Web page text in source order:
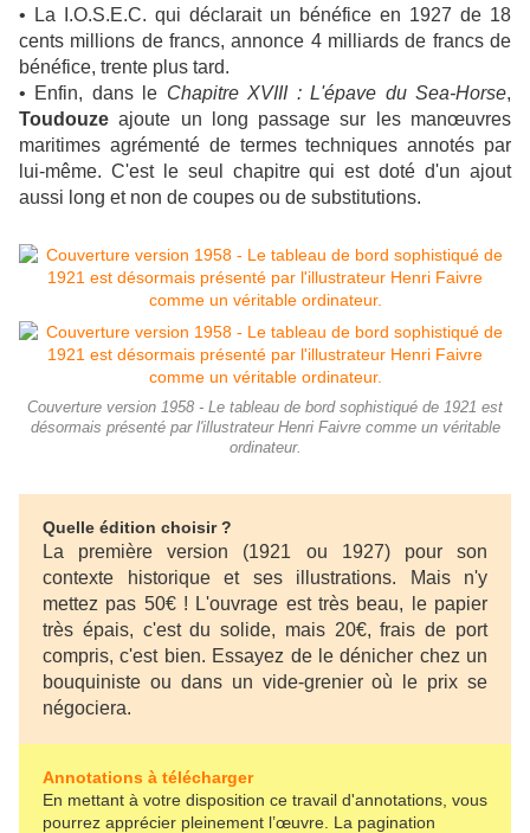
• La I.O.S.E.C. qui déclarait un bénéfice en 1927 de 18
cents millions de francs, annonce 4 milliards de francs de
bénéfice, trente plus tard.
• Enfin, dans le Chapitre XVIII : L'épave du Sea-Horse,
Toudouze ajoute un long passage sur les manœuvres
maritimes agrémenté de termes techniques annotés par
lui-même. C'est le seul chapitre qui est doté d'un ajout
aussi long et non de coupes ou de substitutions.
Couverture version 1958 - Le tableau de bord sophistiqué de 1921 est
désormais présenté par l'illustrateur Henri Faivre comme un véritable
ordinateur.
Quelle édition choisir ?
La première version (1921 ou 1927) pour son
contexte historique et ses illustrations. Mais n'y
mettez pas 50€ ! L'ouvrage est très beau, le papier
très épais, c'est du solide, mais 20€, frais de port
compris, c'est bien. Essayez de le dénicher chez un
bouquiniste ou dans un vide-grenier où le prix se
négociera.
Annotations à télécharger
En mettant à votre disposition ce travail d'annotations, vous
pourrez apprécier pleinement l’œuvre. La pagination